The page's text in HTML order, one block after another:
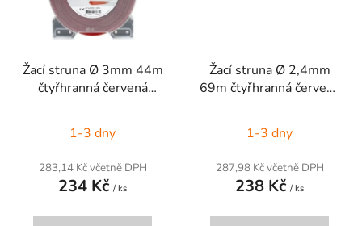
Žací struna Ø 3mm 44m
čtyřhranná červená
1-3 dny
283,14 Kč včetně DPH
234 Kč / ks
Žací struna Ø 2,4mm
69m čtyřhranná červená
1-3 dny
287,98 Kč včetně DPH
238 Kč / ks